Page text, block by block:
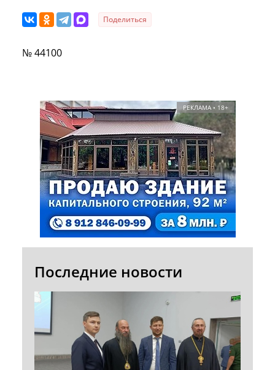
Поделиться
№ 44100
РЕКЛАМА • 18+
Последние новости